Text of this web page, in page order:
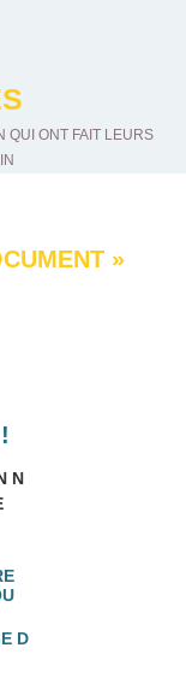
QUI ONT FAIT LEURS
»
N
D